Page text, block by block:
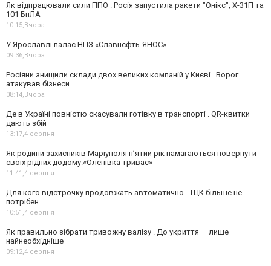
Як відпрацювали сили ППО . Росія запустила ракети "Онікс", Х-31П та
101 БпЛА
10:15,Вчора
У Ярославлі палає НПЗ «Славнєфть-ЯНОС»
09:36,Вчора
Росіяни знищили склади двох великих компаній у Києві . Ворог
атакував бізнеси
08:14,Вчора
Де в Україні повністю скасували готівку в транспорті . QR-квитки
дають збій
13:17,4 серпня
Як родини захисників Маріуполя пʼятий рік намагаються повернути
своїх рідних додому.«Оленівка триває»
11:41,4 серпня
Для кого відстрочку продовжать автоматично . ТЦК більше не
потрібен
10:51,4 серпня
Як правильно зібрати тривожну валізу . До укриття — лише
найнеобхідніше
09:12,4 серпня